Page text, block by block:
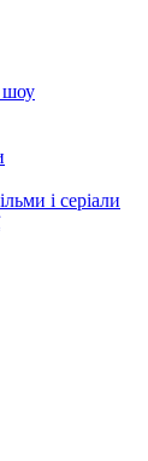
шоу
і серіали